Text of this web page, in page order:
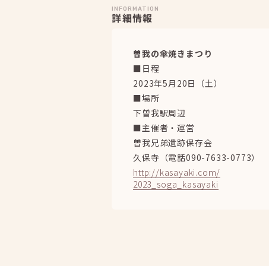
INFORMATION
詳細情報
曽我の傘焼きまつり
■日程
2023年5月20日（土）
■場所
下曽我駅周辺
■主催者・運営
曽我兄弟遺跡保存会
久保寺（電話090-7633-0773）
http://kasayaki.com/
2023_soga_kasayaki